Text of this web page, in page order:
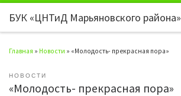
Перейти к содержимому
БУК «ЦНТиД Марьяновского района»
Главная » Новости » «Молодость- прекрасная пора»
НОВОСТИ
«Молодость- прекрасная пора»